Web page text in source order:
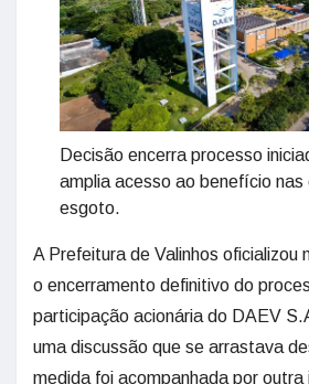
Decisão encerra processo
amplia acesso ao benefício
esgoto.
A Prefeitura de Valinhos oficializou
o encerramento definitivo do
participação acionária do DAEV
uma discussão que se arrastava
medida foi acompanhada por outra